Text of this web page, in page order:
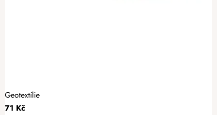
Geotextílie
71 Kč